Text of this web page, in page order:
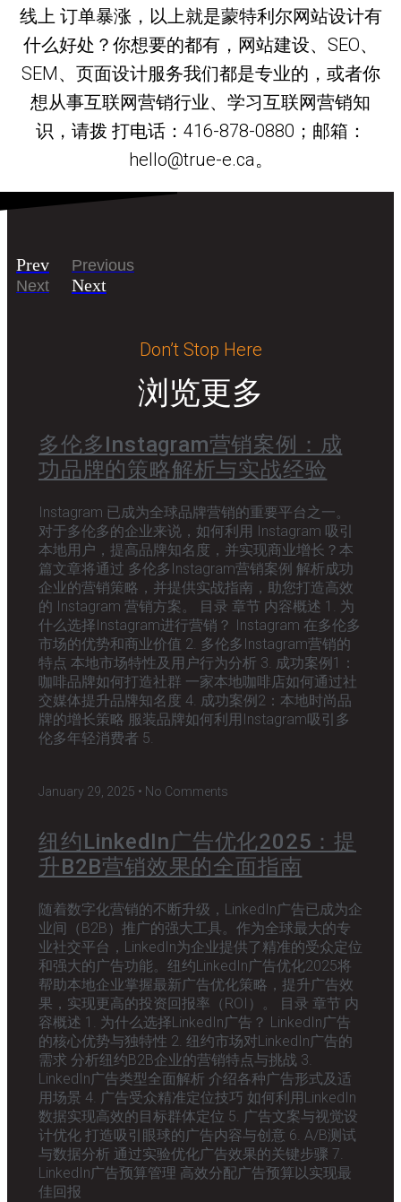
线上 订单暴涨，以上就是蒙特利尔网站设计有
什么好处？你想要的都有，网站建设、SEO、
SEM、页面设计服务我们都是专业的，或者你
想从事互联网营销行业、学习互联网营销知
识，请拨 打电话：416-878-0880；邮箱：
hello@true-e.ca。
Prev
Previous
Next
Next
Don’t Stop Here
浏览更多
多伦多Instagram营销案例：成
功品牌的策略解析与实战经验
Instagram 已成为全球品牌营销的重要平台之一。
对于多伦多的企业来说，如何利用 Instagram 吸引
本地用户，提高品牌知名度，并实现商业增长？本
篇文章将通过 多伦多Instagram营销案例 解析成功
企业的营销策略，并提供实战指南，助您打造高效
的 Instagram 营销方案。 目录 章节 内容概述 1. 为
什么选择Instagram进行营销？ Instagram 在多伦多
市场的优势和商业价值 2. 多伦多Instagram营销的
特点 本地市场特性及用户行为分析 3. 成功案例1：
咖啡品牌如何打造社群 一家本地咖啡店如何通过社
交媒体提升品牌知名度 4. 成功案例2：本地时尚品
牌的增长策略 服装品牌如何利用Instagram吸引多
伦多年轻消费者 5.
January 29, 2025 No Comments
纽约LinkedIn广告优化2025：提
升B2B营销效果的全面指南
随着数字化营销的不断升级，LinkedIn广告已成为企
业间（B2B）推广的强大工具。作为全球最大的专
业社交平台，LinkedIn为企业提供了精准的受众定位
和强大的广告功能。纽约LinkedIn广告优化2025将
帮助本地企业掌握最新广告优化策略，提升广告效
果，实现更高的投资回报率（ROI）。 目录 章节 内
容概述 1. 为什么选择LinkedIn广告？ LinkedIn广告
的核心优势与独特性 2. 纽约市场对LinkedIn广告的
需求 分析纽约B2B企业的营销特点与挑战 3.
LinkedIn广告类型全面解析 介绍各种广告形式及适
用场景 4. 广告受众精准定位技巧 如何利用LinkedIn
数据实现高效的目标群体定位 5. 广告文案与视觉设
计优化 打造吸引眼球的广告内容与创意 6. A/B测试
与数据分析 通过实验优化广告效果的关键步骤 7.
LinkedIn广告预算管理 高效分配广告预算以实现最
佳回报